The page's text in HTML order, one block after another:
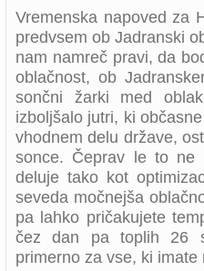
Vremenska napoved za
predvsem ob Jadranski
nam namreč pravi, da
oblačnost, ob
sončni žarki med
izboljšalo jutri, ki
vhodnem delu države,
sonce. Čeprav le to ne
deluje tako kot
seveda močnejša
pa lahko pričakujete
čez dan pa toplih 26
primerno za vse, ki